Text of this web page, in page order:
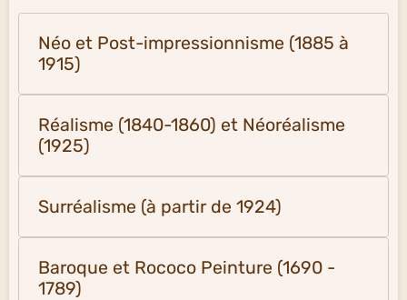
Néo et Post-impressionnisme (1885 à
1915)
Réalisme (1840-1860) et Néoréalisme
(1925)
Surréalisme (à partir de 1924)
Baroque et Rococo Peinture (1690 -
1789)